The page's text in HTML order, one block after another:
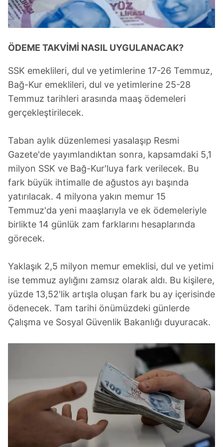
toplumu hizmetlerinin sunulması amacıyla
kullanılmaktadır. Diğer çerezler, sitemizin daha işlevsel
reklam/pazarlama faaliyetlerinin yapılması, amaçlarıyla
Çerezlere ilişkin tercihlerinizi aşağıda yer alan panel
vasıtasıyla belirleyebilirsiniz. Çerezlere ilişkin detaylı bilgi
için Ayarlar butonuna tıklayabilir,Çerez Bilgilendirme
Metnimiziziyaret edebilirsiniz.
6698 sayılı Kişisel Verilerin Korunması Kanunu uyarınca
hazırlanmış Aydınlatma Metnimizi okumak ve sitemizde
ilgili mevzuata uygun olarak kullanılan çerezlerle ilgili bilgi
almak için lütfen
tıklayınız
ÖDEME TAKVİMİ NASIL UYGULANACAK?
SSK emeklileri, dul ve yetimlerine 17-26 Temmuz,
Bağ-Kur emeklileri, dul ve yetimlerine 25-28
Temmuz tarihleri arasında maaş ödemeleri
gerçekleştirilecek.
Taban aylık düzenlemesi yasalaşıp Resmi
Gazete'de yayımlandıktan sonra, kapsamdaki 5,1
milyon SSK ve Bağ-Kur'luya fark verilecek. Bu
fark büyük ihtimalle de ağustos ayı başında
yatırılacak. 4 milyona yakın memur 15
Temmuz'da yeni maaşlarıyla ve ek ödemeleriyle
birlikte 14 günlük zam farklarını hesaplarında
görecek.
Yaklaşık 2,5 milyon memur emeklisi, dul ve yetimi
ise temmuz aylığını zamsız olarak aldı. Bu kişilere,
yüzde 13,52'lik artışla oluşan fark bu ay içerisinde
ödenecek. Tam tarihi önümüzdeki günlerde
Çalışma ve Sosyal Güvenlik Bakanlığı duyuracak.